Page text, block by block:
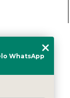
WhatsApp